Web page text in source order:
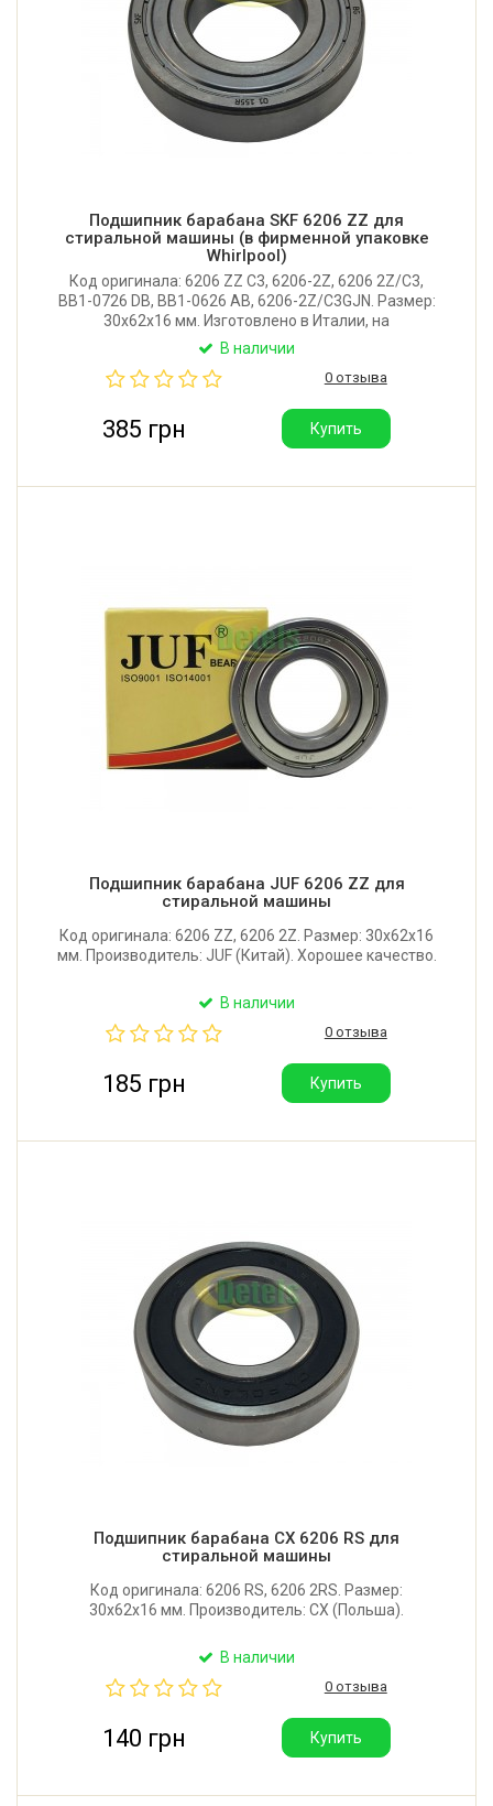
Подшипник барабана SKF 6206 ZZ для
стиральной машины (в фирменной упаковке
Whirlpool)
Код оригинала: 6206 ZZ C3, 6206-2Z, 6206 2Z/C3,
BB1-0726 DB, BB1-0626 AB, 6206-2Z/C3GJN. Размер:
30x62x16 мм. Изготовлено в Италии, на
официальном заводе шведской компании SKF.
индивидуальной упаковке Whirlpool.
В наличии
0 отзыва
385 грн Купить
Подшипник барабана JUF 6206 ZZ для
стиральной машины
Код оригинала: 6206 ZZ, 6206 2Z. Размер: 30x62x16
мм. Производитель: JUF (Китай). Хорошее качество.
В наличии
0 отзыва
185 грн Купить
Подшипник барабана CX 6206 RS для
стиральной машины
Код оригинала: 6206 RS, 6206 2RS. Размер:
30x62x16 мм. Производитель: CX (Польша).
В наличии
0 отзыва
140 грн Купить